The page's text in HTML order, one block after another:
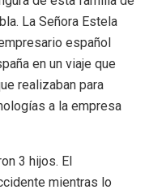
La Señora Estela
español
en un viaje que
realizaban para
a la empresa
3 hijos. El
mientras lo